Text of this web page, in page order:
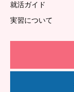
就活ガイド
実習について